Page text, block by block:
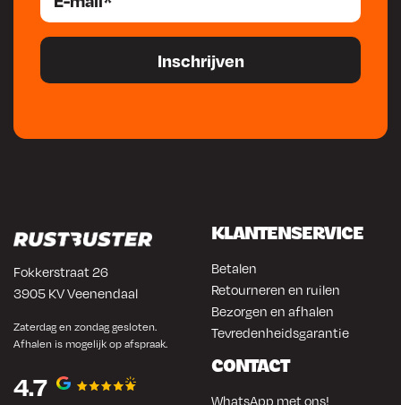
Fokkerstraat 26
3905 KV Veenendaal
Zaterdag en zondag gesloten.
Afhalen is mogelijk op afspraak.
4.7
KLANTENSERVICE
Betalen
Retourneren en ruilen
Bezorgen en afhalen
Tevredenheidsgarantie
CONTACT
WhatsApp met ons!